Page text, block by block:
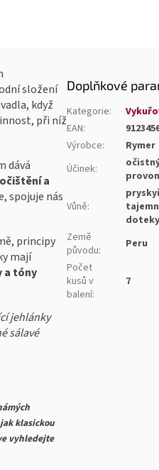
složení
když
při níž
dává
a
spojuje nás
principy
mají
a tóny
jehlánky
sálavé
klasickou
vyhledejte
Doplňkové
Kategorie:
EAN:
Výrobce:
Rymer
Účinek:
Vůně:
Země
původu:
Peru
Počet
kusů v
balení:
7